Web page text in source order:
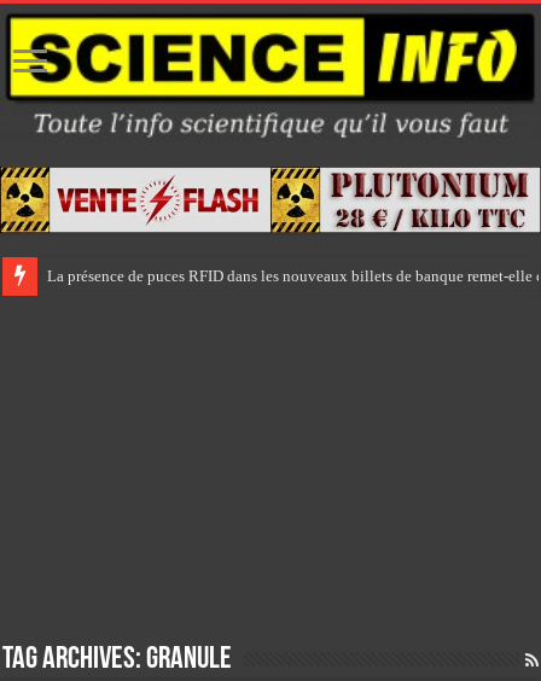
La présence de puces RFID dans les nouveaux billets de banque remet-
Tag Archives:granule